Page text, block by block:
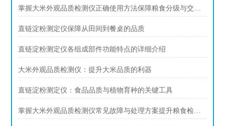
掌握大米外观品质检测仪正确使用方法保障粮食分级与交易的公正性
直链淀粉测定仪保障从田间到餐桌的品质
直链淀粉测定仪各组成部件功能特点的详细介绍
大米外观品质检测仪：提升大米品质的利器
直链淀粉测定仪：食品品质与植物育种的关键工具
掌握大米外观品质检测仪常见故障与处理方案提升粮食检测工作效率